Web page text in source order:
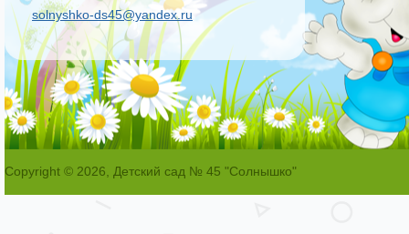
solnyshko-ds45@yandex.ru
Copyright © 2026, Детский сад № 45 "Солнышко"